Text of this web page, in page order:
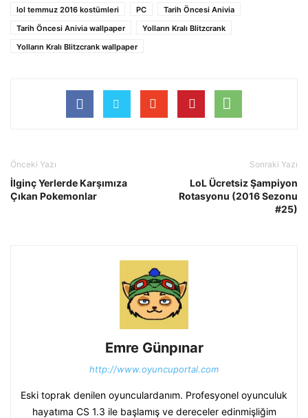
lol temmuz 2016 kostümleri
PC
Tarih Öncesi Anivia
Tarih Öncesi Anivia wallpaper
Yolların Kralı Blitzcrank
Yolların Kralı Blitzcrank wallpaper
Önceki Yazı
İlginç Yerlerde Karşımıza
Çıkan Pokemonlar
Sonraki Yazı
LoL Ücretsiz Şampiyon
Rotasyonu (2016 Sezonu
#25)
Emre Günpınar
http://www.oyuncuportal.com
Eski toprak denilen oyunculardanım. Profesyonel oyunculuk
hayatıma CS 1.3 ile başlamış ve dereceler edinmişliğim